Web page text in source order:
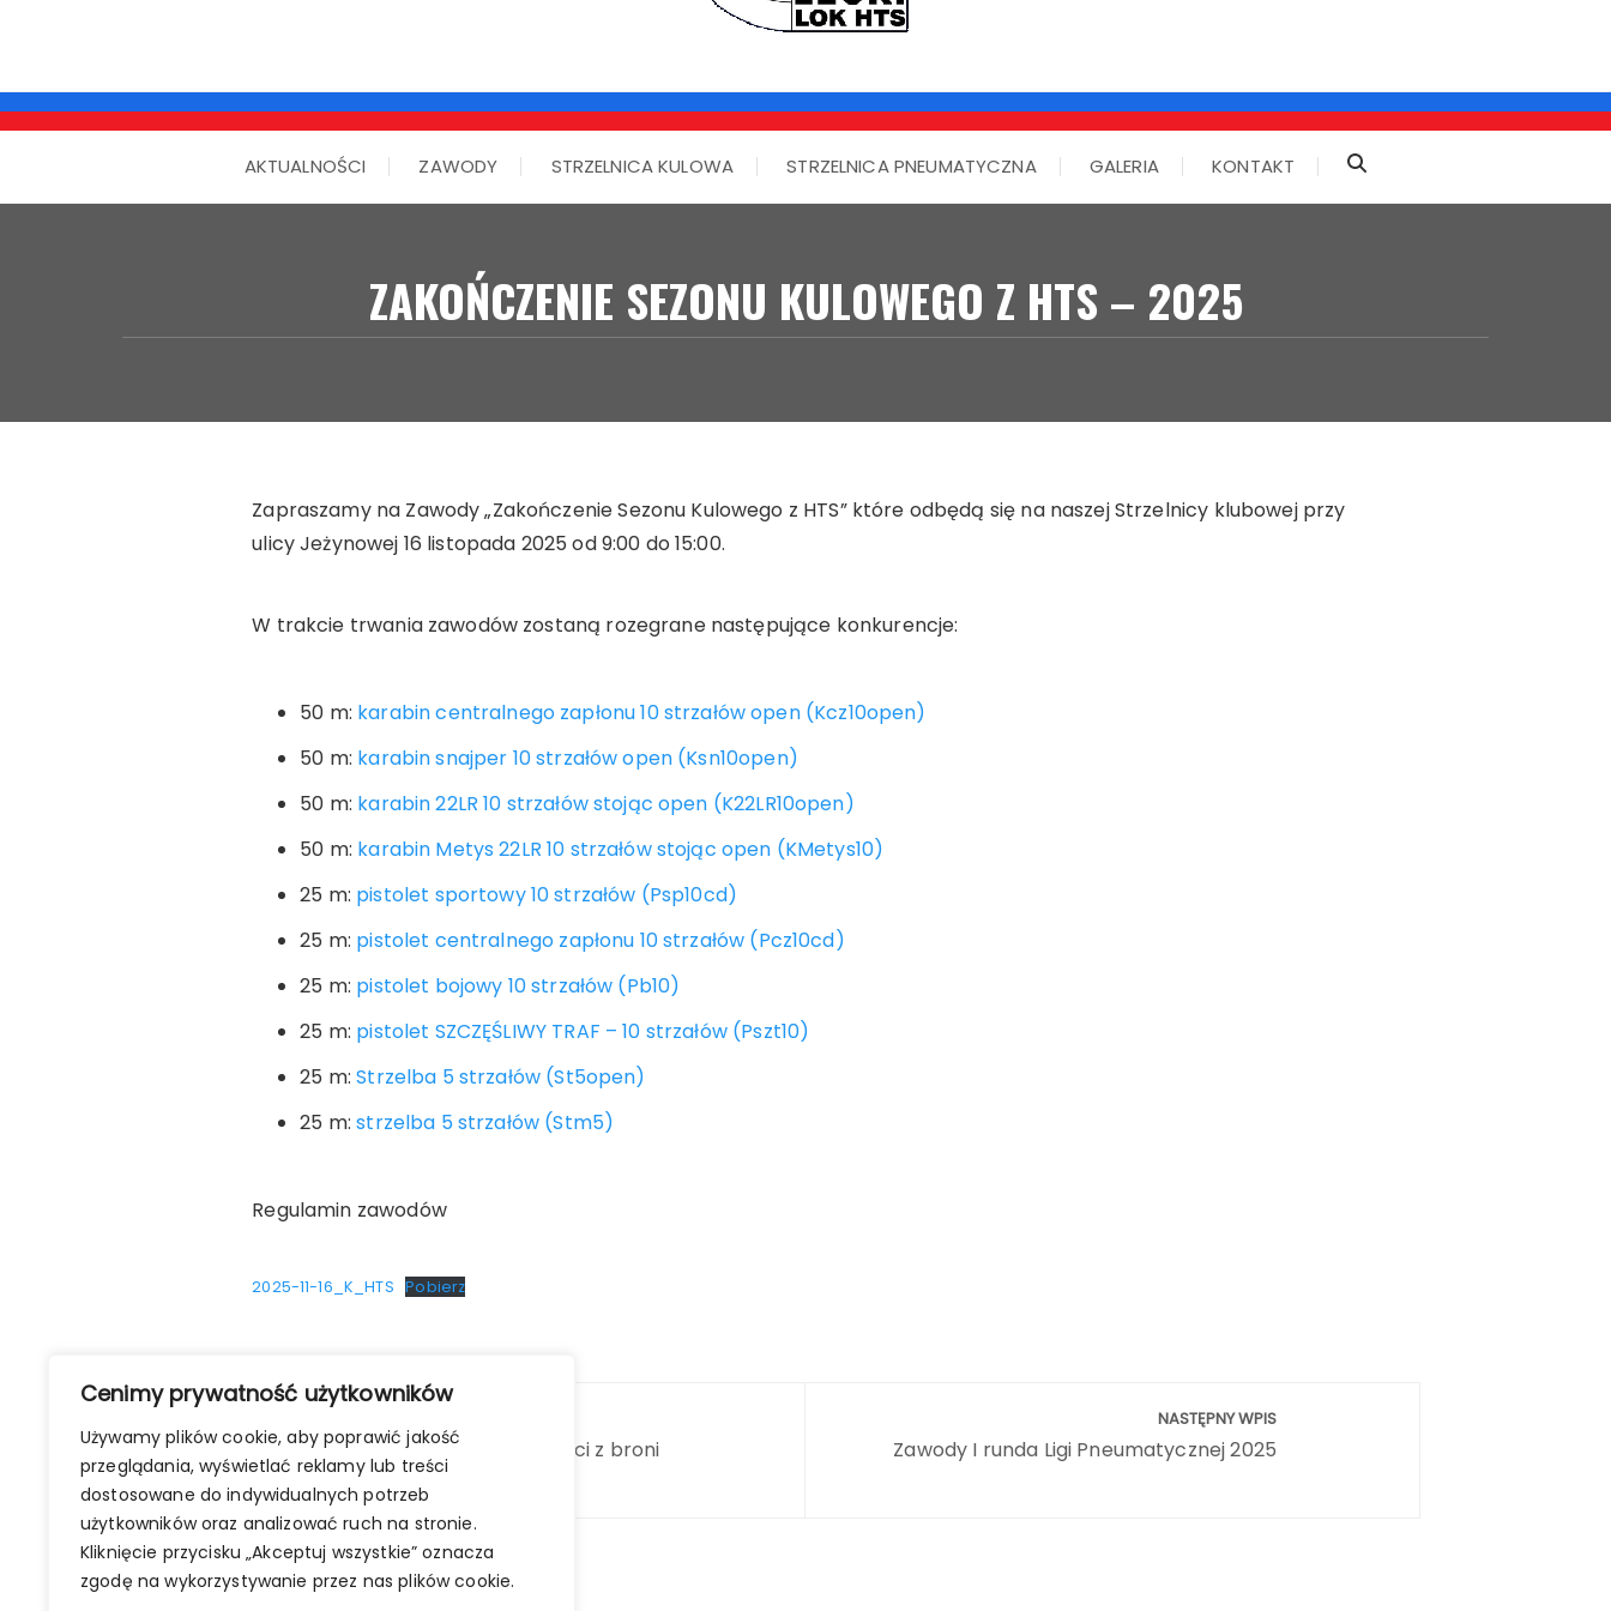
Cenimy prywatność użytkowników
Używamy plików cookie, aby poprawić jakość
przeglądania, wyświetlać reklamy lub treści
dostosowane do indywidualnych potrzeb
użytkowników oraz analizować ruch na stronie.
Kliknięcie przycisku „Akceptuj wszystkie” oznacza
zgodę na wykorzystywanie przez nas plików cookie.
AKTUALNOŚCI ZAWODY STRZELNICA KULOWA STRZELNICA PNEUMATYCZNA GALERIA KONTAKT
ZAKOŃCZENIE SEZONU KULOWEGO Z HTS – 2025
Zapraszamy na Zawody „Zakończenie Sezonu Kulowego z HTS” które odbędą się na naszej Strzelnicy klubowej przy
ulicy Jeżynowej 16 listopada 2025 od 9:00 do 15:00.
W trakcie trwania zawodów zostaną rozegrane następujące konkurencje:
50 m: karabin centralnego zapłonu 10 strzałów open (Kcz10open)
50 m: karabin snajper 10 strzałów open (Ksn10open)
50 m: karabin 22LR 10 strzałów stojąc open (K22LR10open)
50 m: karabin Metys 22LR 10 strzałów stojąc open (KMetys10)
25 m: pistolet sportowy 10 strzałów (Psp10cd)
25 m: pistolet centralnego zapłonu 10 strzałów (Pcz10cd)
25 m: pistolet bojowy 10 strzałów (Pb10)
25 m: pistolet SZCZĘŚLIWY TRAF – 10 strzałów (Pszt10)
25 m:Strzelba 5 strzałów (St5open)
25 m:strzelba 5 strzałów (Stm5)
Regulamin zawodów
2025-11-16_K_HTS Pobierz
Nawigacja
wpisuZawody z okazji Dnia Niepodległości z broni
pneumatycznej
NASTĘPNY WPIS
Zawody I runda Ligi Pneumatycznej 2025